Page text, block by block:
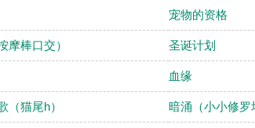
宠物的资格
摩棒口交） 圣诞计划
血缘
（猫尾h） 暗涌（小小修罗